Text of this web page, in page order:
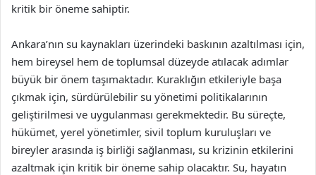
kritik bir öneme sahiptir.
Ankara’nın su kaynakları üzerindeki baskının azaltılması için,
hem bireysel hem de toplumsal düzeyde atılacak adımlar
büyük bir önem taşımaktadır. Kuraklığın etkileriyle başa
çıkmak için, sürdürülebilir su yönetimi politikalarının
geliştirilmesi ve uygulanması gerekmektedir. Bu süreçte,
hükümet, yerel yönetimler, sivil toplum kuruluşları ve
bireyler arasında iş birliği sağlanması, su krizinin etkilerini
azaltmak için kritik bir öneme sahip olacaktır. Su, hayatın